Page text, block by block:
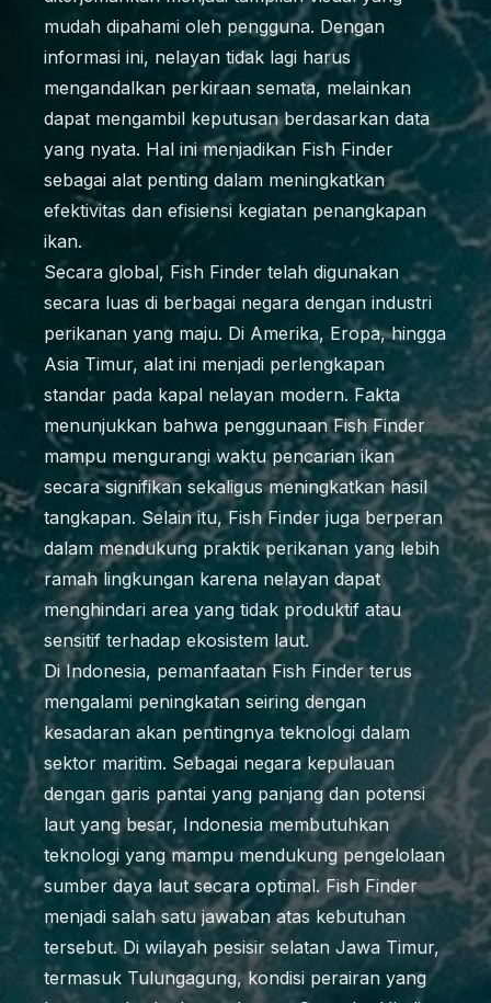
mudah dipahami oleh pengguna. Dengan
informasi ini, nelayan tidak lagi harus
mengandalkan perkiraan semata, melainkan
dapat mengambil keputusan berdasarkan data
yang nyata. Hal ini menjadikan Fish Finder
sebagai alat penting dalam meningkatkan
efektivitas dan efisiensi kegiatan penangkapan
ikan.
Secara global, Fish Finder telah digunakan
secara luas di berbagai negara dengan industri
perikanan yang maju. Di Amerika, Eropa, hingga
Asia Timur, alat ini menjadi perlengkapan
standar pada kapal nelayan modern. Fakta
menunjukkan bahwa penggunaan Fish Finder
mampu mengurangi waktu pencarian ikan
secara signifikan sekaligus meningkatkan hasil
tangkapan. Selain itu, Fish Finder juga berperan
dalam mendukung praktik perikanan yang lebih
ramah lingkungan karena nelayan dapat
menghindari area yang tidak produktif atau
sensitif terhadap ekosistem laut.
Di Indonesia, pemanfaatan Fish Finder terus
mengalami peningkatan seiring dengan
kesadaran akan pentingnya teknologi dalam
sektor maritim. Sebagai negara kepulauan
dengan garis pantai yang panjang dan potensi
laut yang besar, Indonesia membutuhkan
teknologi yang mampu mendukung pengelolaan
sumber daya laut secara optimal. Fish Finder
menjadi salah satu jawaban atas kebutuhan
tersebut. Di wilayah pesisir selatan Jawa Timur,
termasuk Tulungagung, kondisi perairan yang